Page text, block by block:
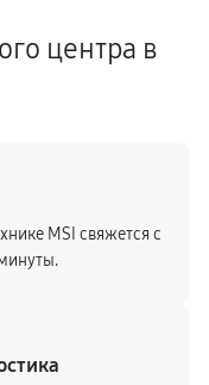
центра в
MSI свяжется с